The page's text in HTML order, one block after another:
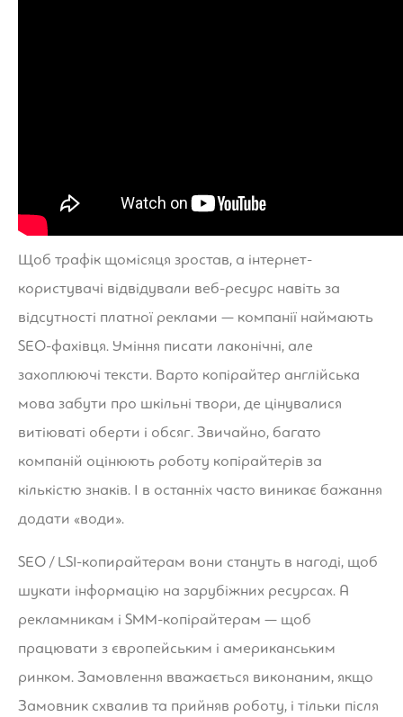
Щоб трафік щомісяця зростав, а інтернет-
користувачі відвідували веб-ресурс навіть за
відсутності платної реклами — компанії наймають
SEO-фахівця. Уміння писати лаконічні, але
захоплюючі тексти. Варто копірайтер англійська
мова забути про шкільні твори, де цінувалися
витіюваті оберти і обсяг. Звичайно, багато
компаній оцінюють роботу копірайтерів за
кількістю знаків. І в останніх часто виникає бажання
додати «води».
SEO / LSI-копирайтерам вони стануть в нагоді, щоб
шукати інформацію на зарубіжних ресурсах. А
рекламникам і SMM-копірайтерам — щоб
працювати з європейським і американським
ринком. Замовлення вважається виконаним, якщо
Замовник схвалив та прийняв роботу, і тільки після